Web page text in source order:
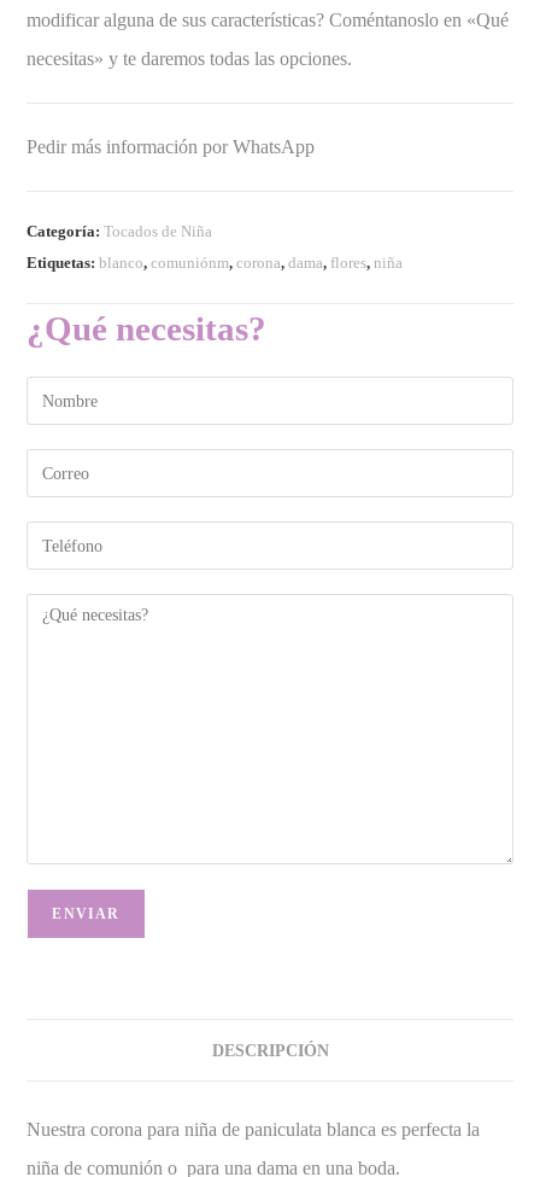
modificar alguna de sus características? Coméntanoslo en «Qué
necesitas» y te daremos todas las opciones.
Pedir más información por WhatsApp
Categoría:Tocados de Niña
Etiquetas:blanco,comuniónm,corona,dama, flores,niña
¿Qué necesitas?
DESCRIPCIÓN
Nuestra corona para niña de paniculata blanca es perfecta la
niña de comunión o para una dama en una boda.